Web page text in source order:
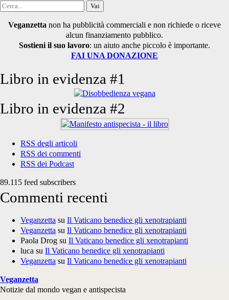
Cerca
Veganzetta non ha pubblicità commerciali e non richiede o riceve
alcun finanziamento pubblico.
Sostieni il suo lavoro: un aiuto anche piccolo è importante.
FAI UNA DONAZIONE
Libro in evidenza #1
Libro in evidenza #2
RSS degli articoli
RSS dei commenti
RSS dei Podcast
89.115 feed subscribers
Commenti recenti
Veganzetta su Il Vaticano benedice gli xenotrapianti
Veganzetta su Il Vaticano benedice gli xenotrapianti
Paola Drog su Il Vaticano benedice gli xenotrapianti
luca su Il Vaticano benedice gli xenotrapianti
Veganzetta su Il Vaticano benedice gli xenotrapianti
Veganzetta
Notizie dal mondo vegan e antispecista